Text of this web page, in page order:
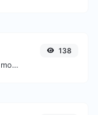
Converta texto para código morse ou vice-versa para qualquer entrada de texto.
138